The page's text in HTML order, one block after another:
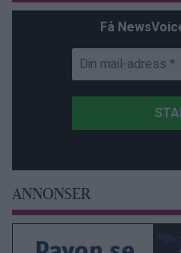
Få
ANNONSER